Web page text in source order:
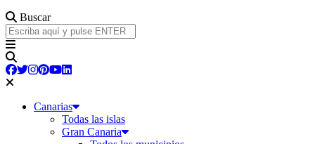
Buscar
Canarias
Todas las islas
Gran Canaria